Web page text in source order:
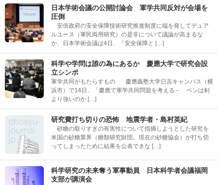
日本学術会議の公開討論会 軍学共同反対が会場を
圧倒
安倍政府の安全保障技術研究推進制度に端を発してデュア
ルユース（軍民両用研究）の是非について議論が高まるな
か、日本学術会議は4日、「安全保障と […]
科学や学問は誰の為にあるか 慶應大学で研究会設
立シンポ
軍学共同がもたらすもの 慶應義塾大学日吉キャンパス（横
浜市）で14日、「慶應で軍学共同問題を考える－ ペンは剣
より強いのか […]
研究費打ち切りの恐怖 地震学者・島村英紀
砂糖の取りすぎの有害性について指摘しようとした研究を
米国の砂糖業界（糖類研究財団。現在の砂糖協会）が打ち切
ってしまったために結果を公表できな […]
科学研究の未来奪う軍事動員 日本科学者会議福岡
支部が講演会